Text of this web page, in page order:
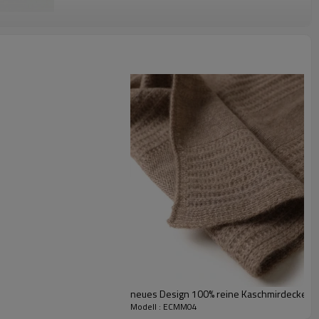
neues Design 100% reine Kaschmirdecken
Modell : ECMM04